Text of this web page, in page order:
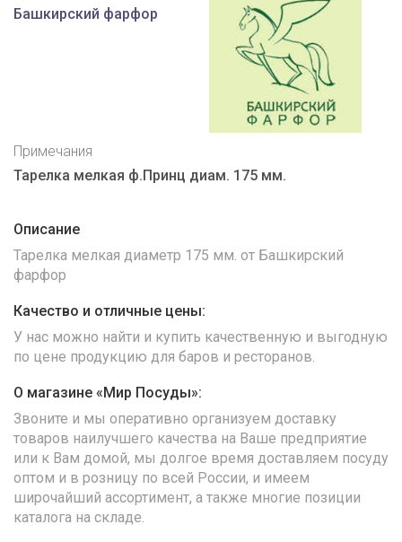
Башкирский фарфор
Примечания
Тарелка мелкая ф.Принц диам. 175 мм.
Описание
Тарелка мелкая диаметр 175 мм. от Башкирский
фарфор
Качество и отличные цены:
У нас можно найти и купить качественную и выгодную
по цене продукцию для баров и ресторанов.
О магазине «Мир Посуды»:
Звоните и мы оперативно организуем доставку
товаров наилучшего качества на Ваше предприятие
или к Вам домой, мы долгое время доставляем посуду
оптом и в розницу по всей России, и имеем
широчайший ассортимент, а также многие позиции
каталога на складе.